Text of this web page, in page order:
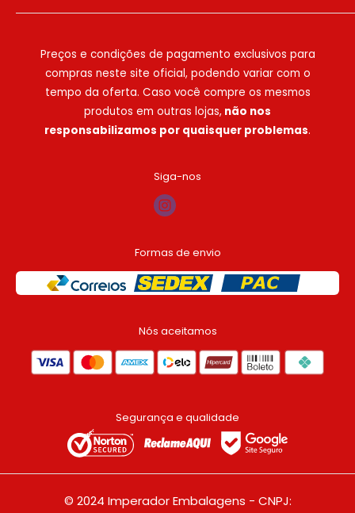
em São Paulo naEstrada do Campo Limpo, 6427
possibilitamos que comércios e clientes
encontrem as melhores embalagens e
descartáveis, sempre com qualidade e ótimo
custo-benefício. Atendemos deliveries,
WhatsApp:(11) 94786-9571ou(11) 99588-0222
E-mail: [email protected]
Seg-Sex:08:00h às 18:00h
08:00h às 15:00h
Domingo e feriados: não há atendimento
Preços e condições de pagamento exclusivos para
compras neste site oficial, podendo variar com o
tempo da oferta. Caso você compre os mesmos
produtos em outras lojas, não nos
responsabilizamos por quaisquer problemas.
Siga-nos
Formas de envio
Nós aceitamos
Segurança e qualidade
© 2024 Imperador Embalagens - CNPJ: